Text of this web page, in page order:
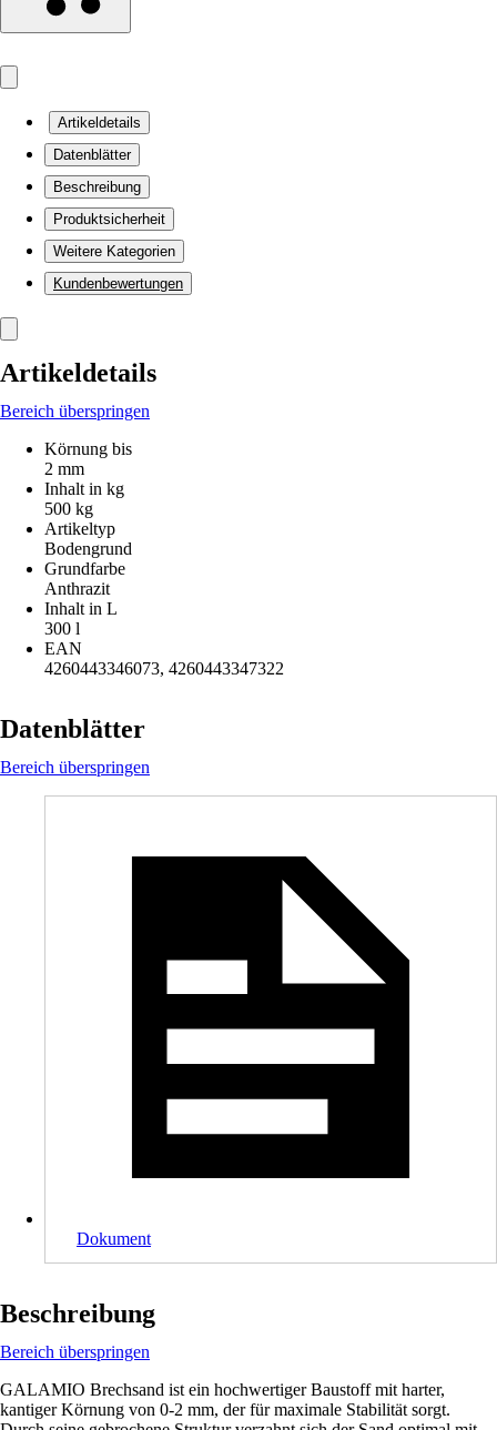
Artikeldetails
Datenblätter
Beschreibung
Produktsicherheit
Weitere Kategorien
Kundenbewertungen
Artikeldetails
Bereich überspringen
Körnung bis
2 mm
Inhalt in kg
500 kg
Artikeltyp
Bodengrund
Grundfarbe
Anthrazit
Inhalt in L
300 l
EAN
4260443346073, 4260443347322
Datenblätter
Bereich überspringen
Dokument
Beschreibung
Bereich überspringen
GALAMIO Brechsand ist ein hochwertiger Baustoff mit harter,
kantiger Körnung von 0-2 mm, der für maximale Stabilität sorgt.